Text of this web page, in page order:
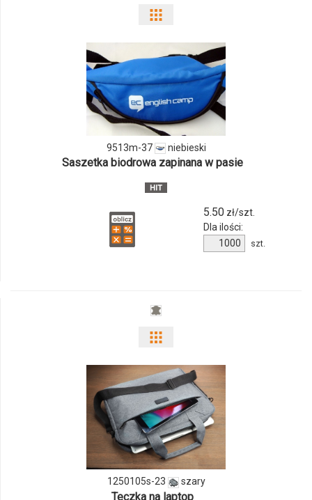
odmiany
i
ilości
produktu
9513m-
37
9513m-37 niebieski
Saszetka biodrowa zapinana w pasie
5.50zł/szt.
Dla ilości:
Ilość
produktu
szt.
odmiany
i
ilości
produktu
1250105s-
1250105s-23 szary
Teczka na laptop